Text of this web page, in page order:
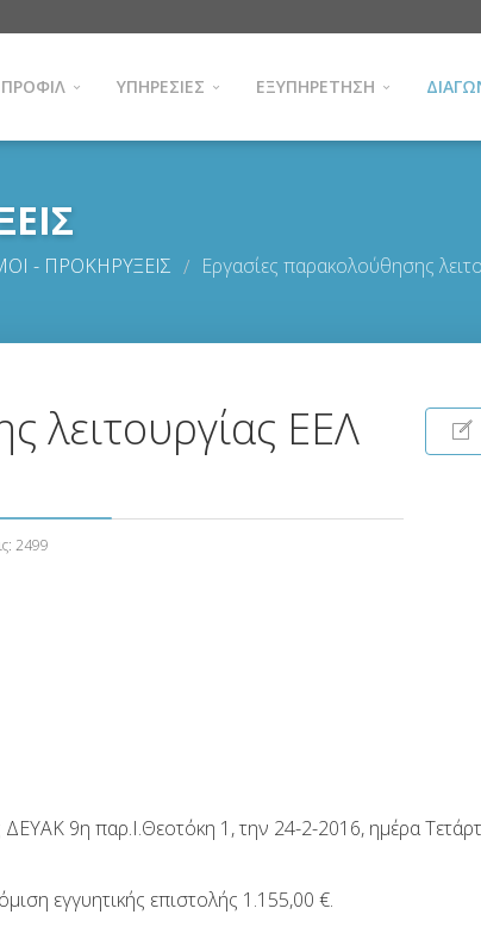
ΠΡΟΦΙΛ ΥΠΗΡΕΣΙΕΣ ΕΞΥΠΗΡΕΤΗΣΗ
- ΠΡΟΚΗΡΥΞΕΙΣ / Εργασίες παρακολούθησης
λειτουργίας ΕΕΛ
2499
9η παρ.Ι.Θεοτόκη 1, την 24-2-2016, ημέρα
εγγυητικής επιστολής 1.155,00 €.